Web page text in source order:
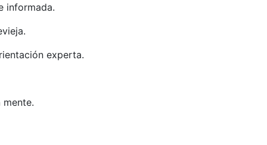
informada.
experta.